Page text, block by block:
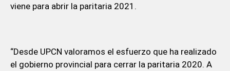
viene para abrir la paritaria 2021.
“Desde UPCN valoramos el esfuerzo que ha realizado
el gobierno provincial para cerrar la paritaria 2020. A